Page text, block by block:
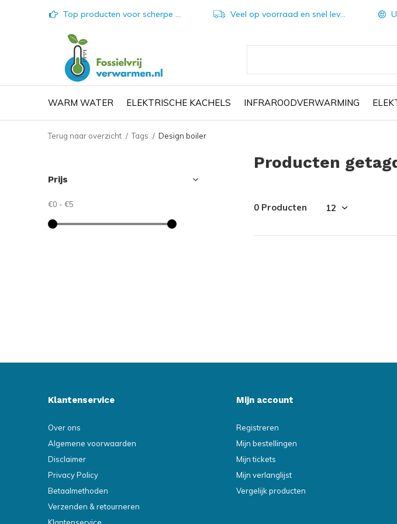
WARM WATER ELEKTRISCHE KACHELS INFRAROODVERWARMING
Top producten voor scherpe prijzen Veel op voorraad en snel leverbaar
Terug naar overzicht Tags Design boiler
Producten
0 Producten
Prijs
€0 - €5
Klantenservice
Over ons
Algemene voorwaarden
Disclaimer
Privacy Policy
Betaalmethoden
Verzenden & retourneren
Mijn account
Registreren
Mijn bestellingen
Mijn tickets
Mijn verlanglijst
Vergelijk producten